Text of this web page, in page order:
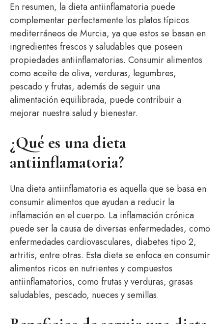
En resumen, la dieta antiinflamatoria puede
complementar perfectamente los platos típicos
mediterráneos de Murcia, ya que estos se basan en
ingredientes frescos y saludables que poseen
propiedades antiinflamatorias. Consumir alimentos
como aceite de oliva, verduras, legumbres,
pescado y frutas, además de seguir una
alimentación equilibrada, puede contribuir a
mejorar nuestra salud y bienestar.
¿Qué es una dieta
antiinflamatoria?
Una dieta antiinflamatoria es aquella que se basa en
consumir alimentos que ayudan a reducir la
inflamación en el cuerpo. La inflamación crónica
puede ser la causa de diversas enfermedades, como
enfermedades cardiovasculares, diabetes tipo 2,
artritis, entre otras. Esta dieta se enfoca en consumir
alimentos ricos en nutrientes y compuestos
antiinflamatorios, como frutas y verduras, grasas
saludables, pescado, nueces y semillas.